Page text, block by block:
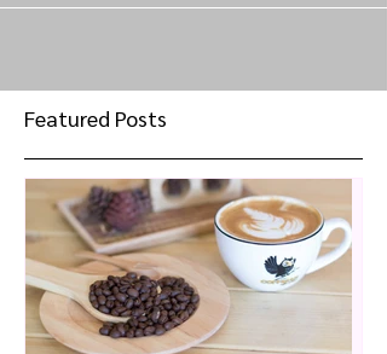
Featured Posts